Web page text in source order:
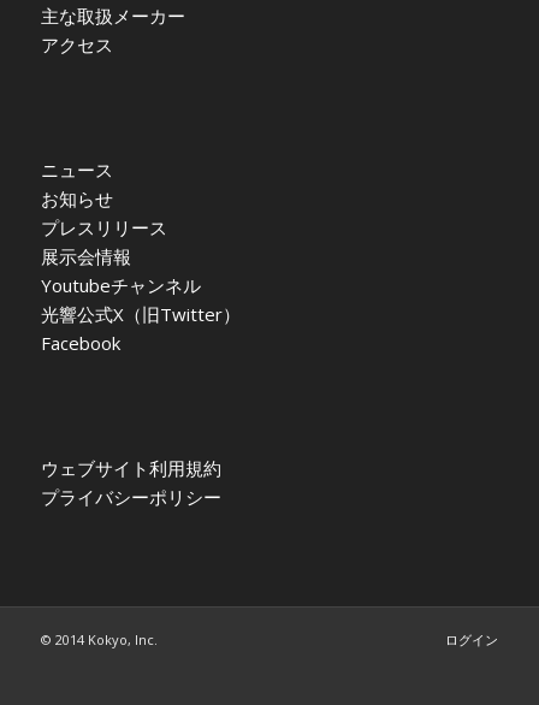
主な取扱メーカー
アクセス
ニュース
お知らせ
プレスリリース
展示会情報
Youtubeチャンネル
光響公式X（旧Twitter）
Facebook
ウェブサイト利用規約
プライバシーポリシー
© 2014 Kokyo, Inc. ログイン